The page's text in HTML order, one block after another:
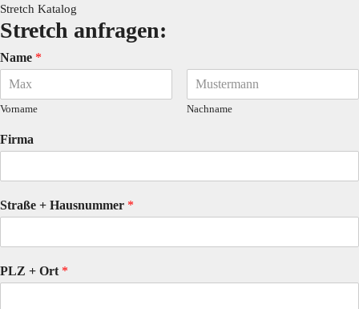
Stretch Katalog
Stretch anfragen:
Name *
Vorname Nachname
Firma
Straße + Hausnummer *
PLZ + Ort *